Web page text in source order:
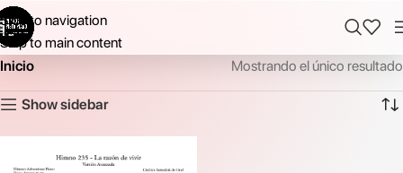
Skip to navigation
Skip to main content
Inicio
Mostrando el único resultado
Show sidebar